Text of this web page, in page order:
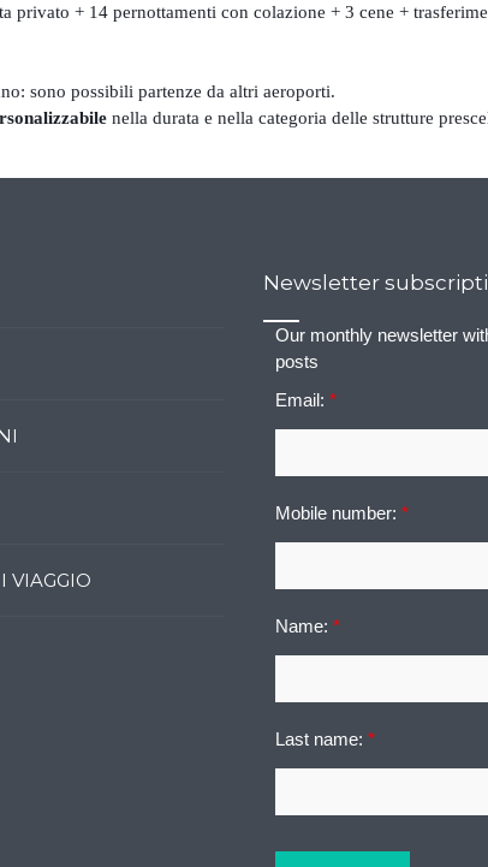
privato + 14 pernottamenti con colazione + 3 cene +
sono possibili partenze da altri aeroporti.
nella durata e nella categoria delle strutture
VIAGGIO
Newsletter
Our monthly newsletter
posts
Email: *
Mobile number: *
Name: *
Last name: *